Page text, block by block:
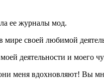
ее журналы мод.
своей любимой
деятельности и моего
меня вдохновляют! Вы